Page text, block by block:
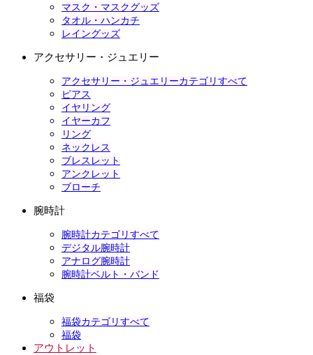
マスク・マスクグッズ
タオル・ハンカチ
レイングッズ
アクセサリー・ジュエリー
アクセサリー・ジュエリーカテゴリすべて
ピアス
イヤリング
イヤーカフ
リング
ネックレス
ブレスレット
アンクレット
ブローチ
腕時計
腕時計カテゴリすべて
デジタル腕時計
アナログ腕時計
腕時計ベルト・バンド
福袋
福袋カテゴリすべて
福袋
アウトレット